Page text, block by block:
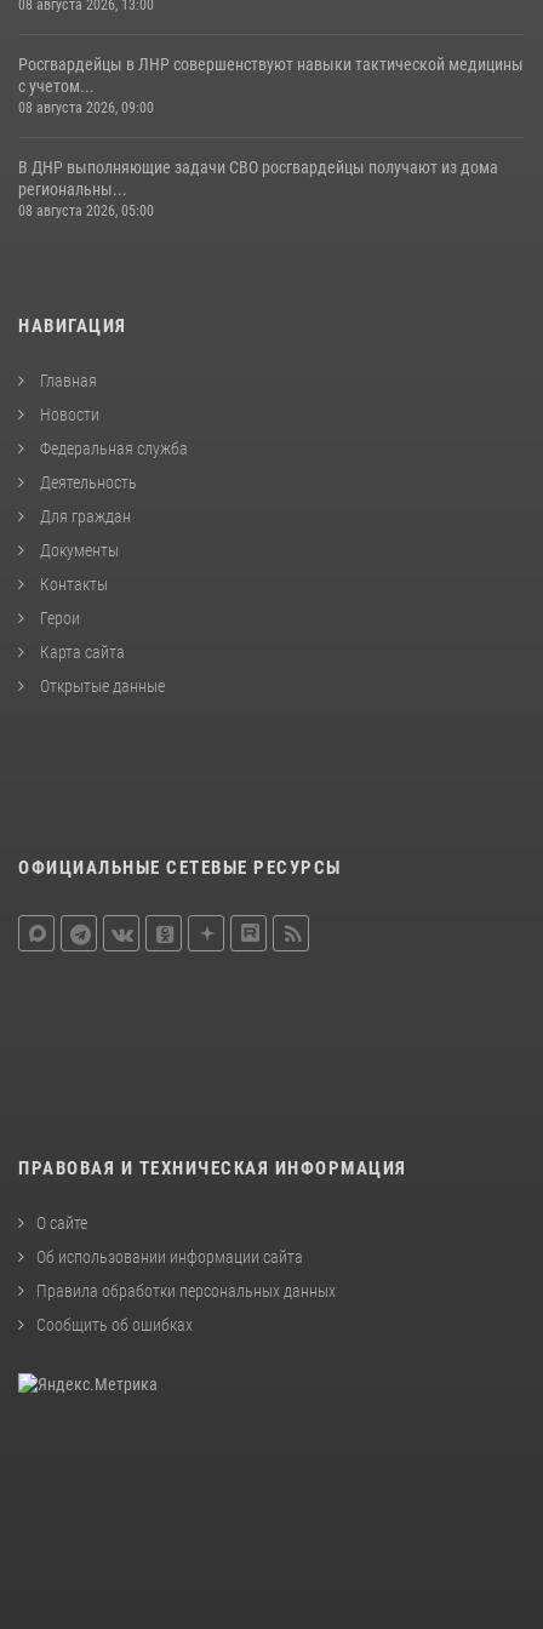
08 августа 2026, 13:00
Росгвардейцы в ЛНР совершенствуют навыки тактической медицины
с учетом...
08 августа 2026, 09:00
В ДНР выполняющие задачи СВО росгвардейцы получают из дома
региональны...
08 августа 2026, 05:00
НАВИГАЦИЯ
Главная
Новости
Федеральная служба
Деятельность
Для граждан
Документы
Контакты
Герои
Карта сайта
Открытые данные
ОФИЦИАЛЬНЫЕ СЕТЕВЫЕ РЕСУРСЫ
ПРАВОВАЯ И ТЕХНИЧЕСКАЯ ИНФОРМАЦИЯ
О сайте
Об использовании информации сайта
Правила обработки персональных данных
Сообщить об ошибках